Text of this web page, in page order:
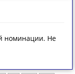
номинации. Не